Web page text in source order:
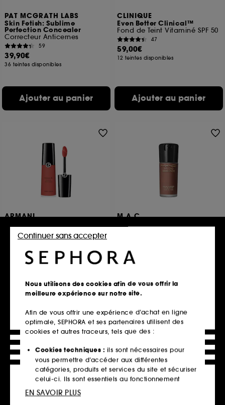
PAT MCGRATH LABS
Skin Fetish: Sublime
Perfection Concealer
Correcteur Anticernes
59
39,90€
36 teintes disponibles
Ajouter au panier
CLINIQUE
Even Better Clinical™
Fond de Teint Vitaminé SPF 50
47
59,00€
12 teintes disponibles
Ajouter au panier
ARMANI
265
53,00€
7 teintes disponibles
Ajouter au panier
M.A.C
À partir de
33 teintes disponibles
Ajouter au panier
Nous utilisons des cookies afin de vous offrir la
meilleure expérience sur notre site.
Afin de vous offrir une expérience d’achat en ligne
optimale, SEPHORA et ses partenaires utilisent des
cookies et autres traceurs, tels que des :
Cookies techniques : ils sont nécessaires pour
vous permettre d’accéder aux différentes
catégories, produits et services du site et sécuriser
celui-ci. Ils sont essentiels au fonctionnement
technique du site et ne peuvent être désactivés.
Continuer sans accepter
EN SAVOIR PLUS